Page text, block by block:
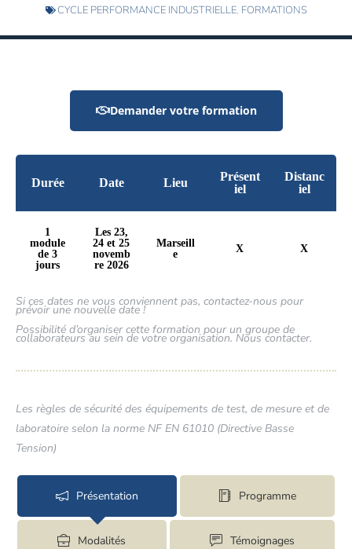
CYCLE PERFORMANCE INDUSTRIELLE, FORMATIONS
Demander votre formation
Durée Date Lieu
Présent
iel
Distanc
iel
1
module
de 3
jours
Les 23,
24 et 25
novemb
re 2026
Marseill
e
X X
Si ces dates ne vous conviennent pas, contactez-nous pour
prévoir une nouvelle date !
Possibilité d’organiser cette formation pour un groupe de
collaborateurs au sein de votre organisation. Nous contacter.
Les règles de sécurité des équipements de test, de mesure et de
laboratoire selon la norme NF EN 61010 (Directive Basse
Tension)
Présentation Programme
Modalités Témoignages